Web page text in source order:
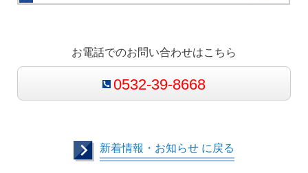
お電話でのお問い合わせはこちら
0532-39-8668
新着情報・お知らせ に戻る